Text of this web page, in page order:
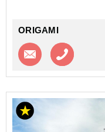
ORIGAMI
Contacter